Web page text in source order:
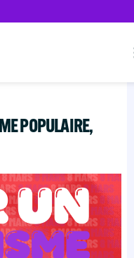
POPULAIRE,